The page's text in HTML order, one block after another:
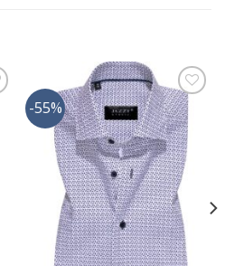
-55%
Προσθήκη
στη Λίστα
Επιθυμίας